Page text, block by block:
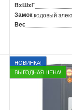
ВxШxГ
Замоккодовый
Вес
НОВИНКА!
ВЫГОДНАЯ ЦЕНА!